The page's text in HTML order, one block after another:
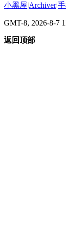
小黑屋|Archiver|
GMT-8, 2026-8-7
返回顶部